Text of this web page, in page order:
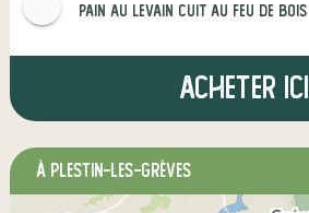
Pain au levain Cuit au feu de bois
Acheter ici
à Plestin-les-Grèves